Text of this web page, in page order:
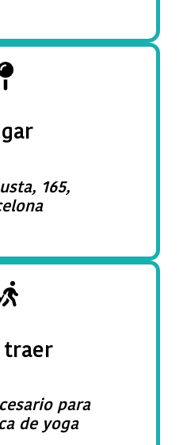
165,
traer
para
de yoga